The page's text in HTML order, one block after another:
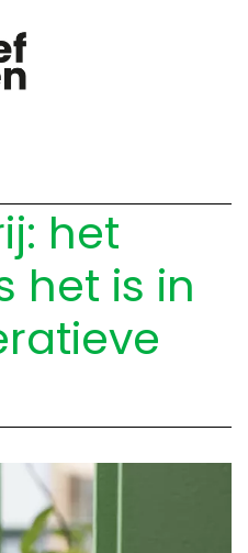
het
het is in